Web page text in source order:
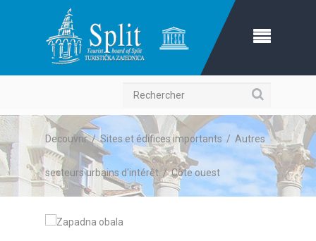
Rechercher
Decouvrir/Sites et édifices importants / Autres
secteurs urbains d'intérêt/Côte ouest